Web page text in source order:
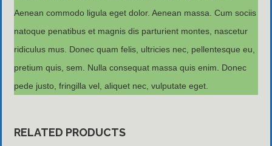
Aenean commodo ligula eget dolor. Aenean massa. Cum sociis
natoque penatibus et magnis dis parturient montes, nascetur
ridiculus mus. Donec quam felis, ultricies nec, pellentesque eu,
pretium quis, sem. Nulla consequat massa quis enim. Donec
pede justo, fringilla vel, aliquet nec, vulputate eget.
RELATED PRODUCTS